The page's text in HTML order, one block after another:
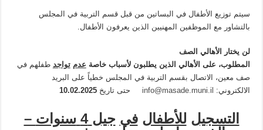
سيتم توزيع الأطفال في البساتين من قبل قسم التربية في المجلس
بالتشاور مع الموظفين المهنيين الذين يعرفون الأطفال.
لن يختار الأهالي الصف
المطلوب، على الأهالي الذين يطلبون لأسباب خاصة عدم تواجد طفلهم في
صف معين، الاتصال بقسم التربية في المجلس خطياً على البريد
الالكتروني: info@masade.muni.il حتى تاريخ10.02.2025
التسجيل للأطفال في جيل 4 سنوات –